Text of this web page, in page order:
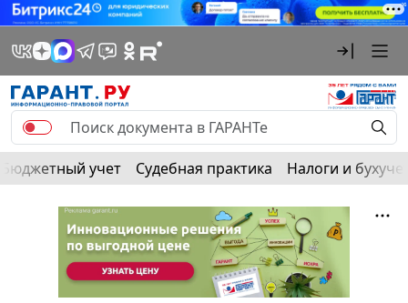
Бюджетный учет Судебная практика Налоги и